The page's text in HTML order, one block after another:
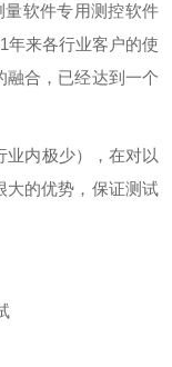
软件专用测控软件
年来各行业客户的使
融合，已经达到一个
业内极少），在对以
大的优势，保证测试